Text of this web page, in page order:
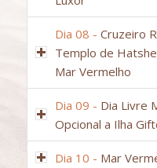
Dia 08 - Cruzeiro
Templo de
Mar Vermelho
Dia 09 - Dia Livre
Opcional a Ilha
Dia 10 - Mar